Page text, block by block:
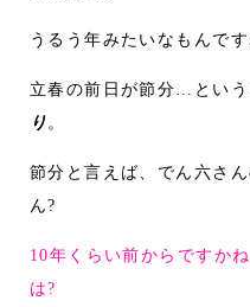
うるう年みたいなもんです
立春の前日が節分…という
り。
節分と言えば、でん六さ
ん?
10年くらい前からですか
は?